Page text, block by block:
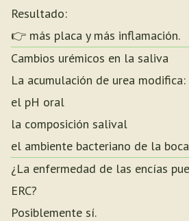
Resultado:
👉 más placa y más inflamación.
Cambios urémicos en la saliva
La acumulación de urea modifica:
el pH oral
la composición salival
el ambiente bacteriano de la boca
¿La enfermedad de las encías
ERC?
Posiblemente sí.